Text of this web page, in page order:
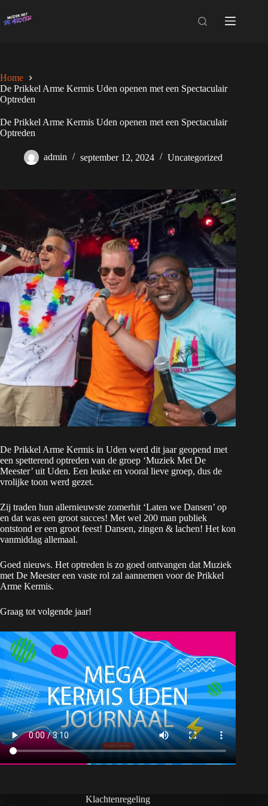
naar
de
Home
De Prikkel Arme Kermis Uden openen met een Spectaculair
Optreden
De Prikkel Arme Kermis Uden openen met een Spectaculair
Optreden
admin september 12, 2024 Uncategorized
De Prikkel Arme Kermis in Uden werd dit jaar geopend met
een spetterend optreden van de groep ‘Muziek Met De
Meester’ uit Uden. Een leuke en vooral lieve groep, dus de
vrolijke toon werd gezet.
Zij traden hun allernieuwste zomerhit ‘Laten we Dansen’ op
en dat was een groot succes! Met wel 200 man publiek
ontstond er een groot feest! Dansen, zingen & lachen! Het kon
vanmiddag allemaal.
Goed nieuws. Het optreden is zo goed ontvangen dat Muziek
met De Meester een vaste rol zal aannemen voor de Prikkel
Arme Kermis.
Graag tot volgende jaar!
Klachtenregeling